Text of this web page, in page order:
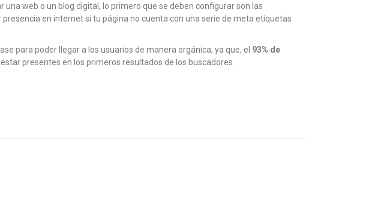
una web o un blog digital, lo primero que se deben configurar son las
en internet si tu página no cuenta con una serie de meta etiquetas
para poder llegar a los usuarios de manera orgánica, ya que, el 93% de
presentes en los primeros resultados de los buscadores.